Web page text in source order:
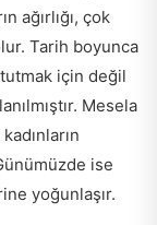
ağırlığı, çok
Tarih boyunca
için değil
Mesela
ise
yoğunlaşır.